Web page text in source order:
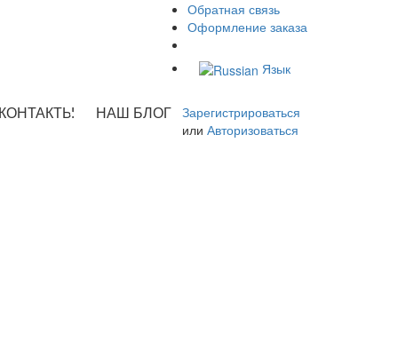
Обратная связь
Оформление заказа
Язык
КОНТАКТЫ НАШ БЛОГ Зарегистрироваться
или Авторизоваться